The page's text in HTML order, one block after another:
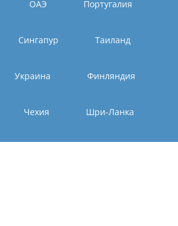
ОАЭ Португалия
Сингапур Таиланд
Украина Финляндия
Чехия Шри-Ланка